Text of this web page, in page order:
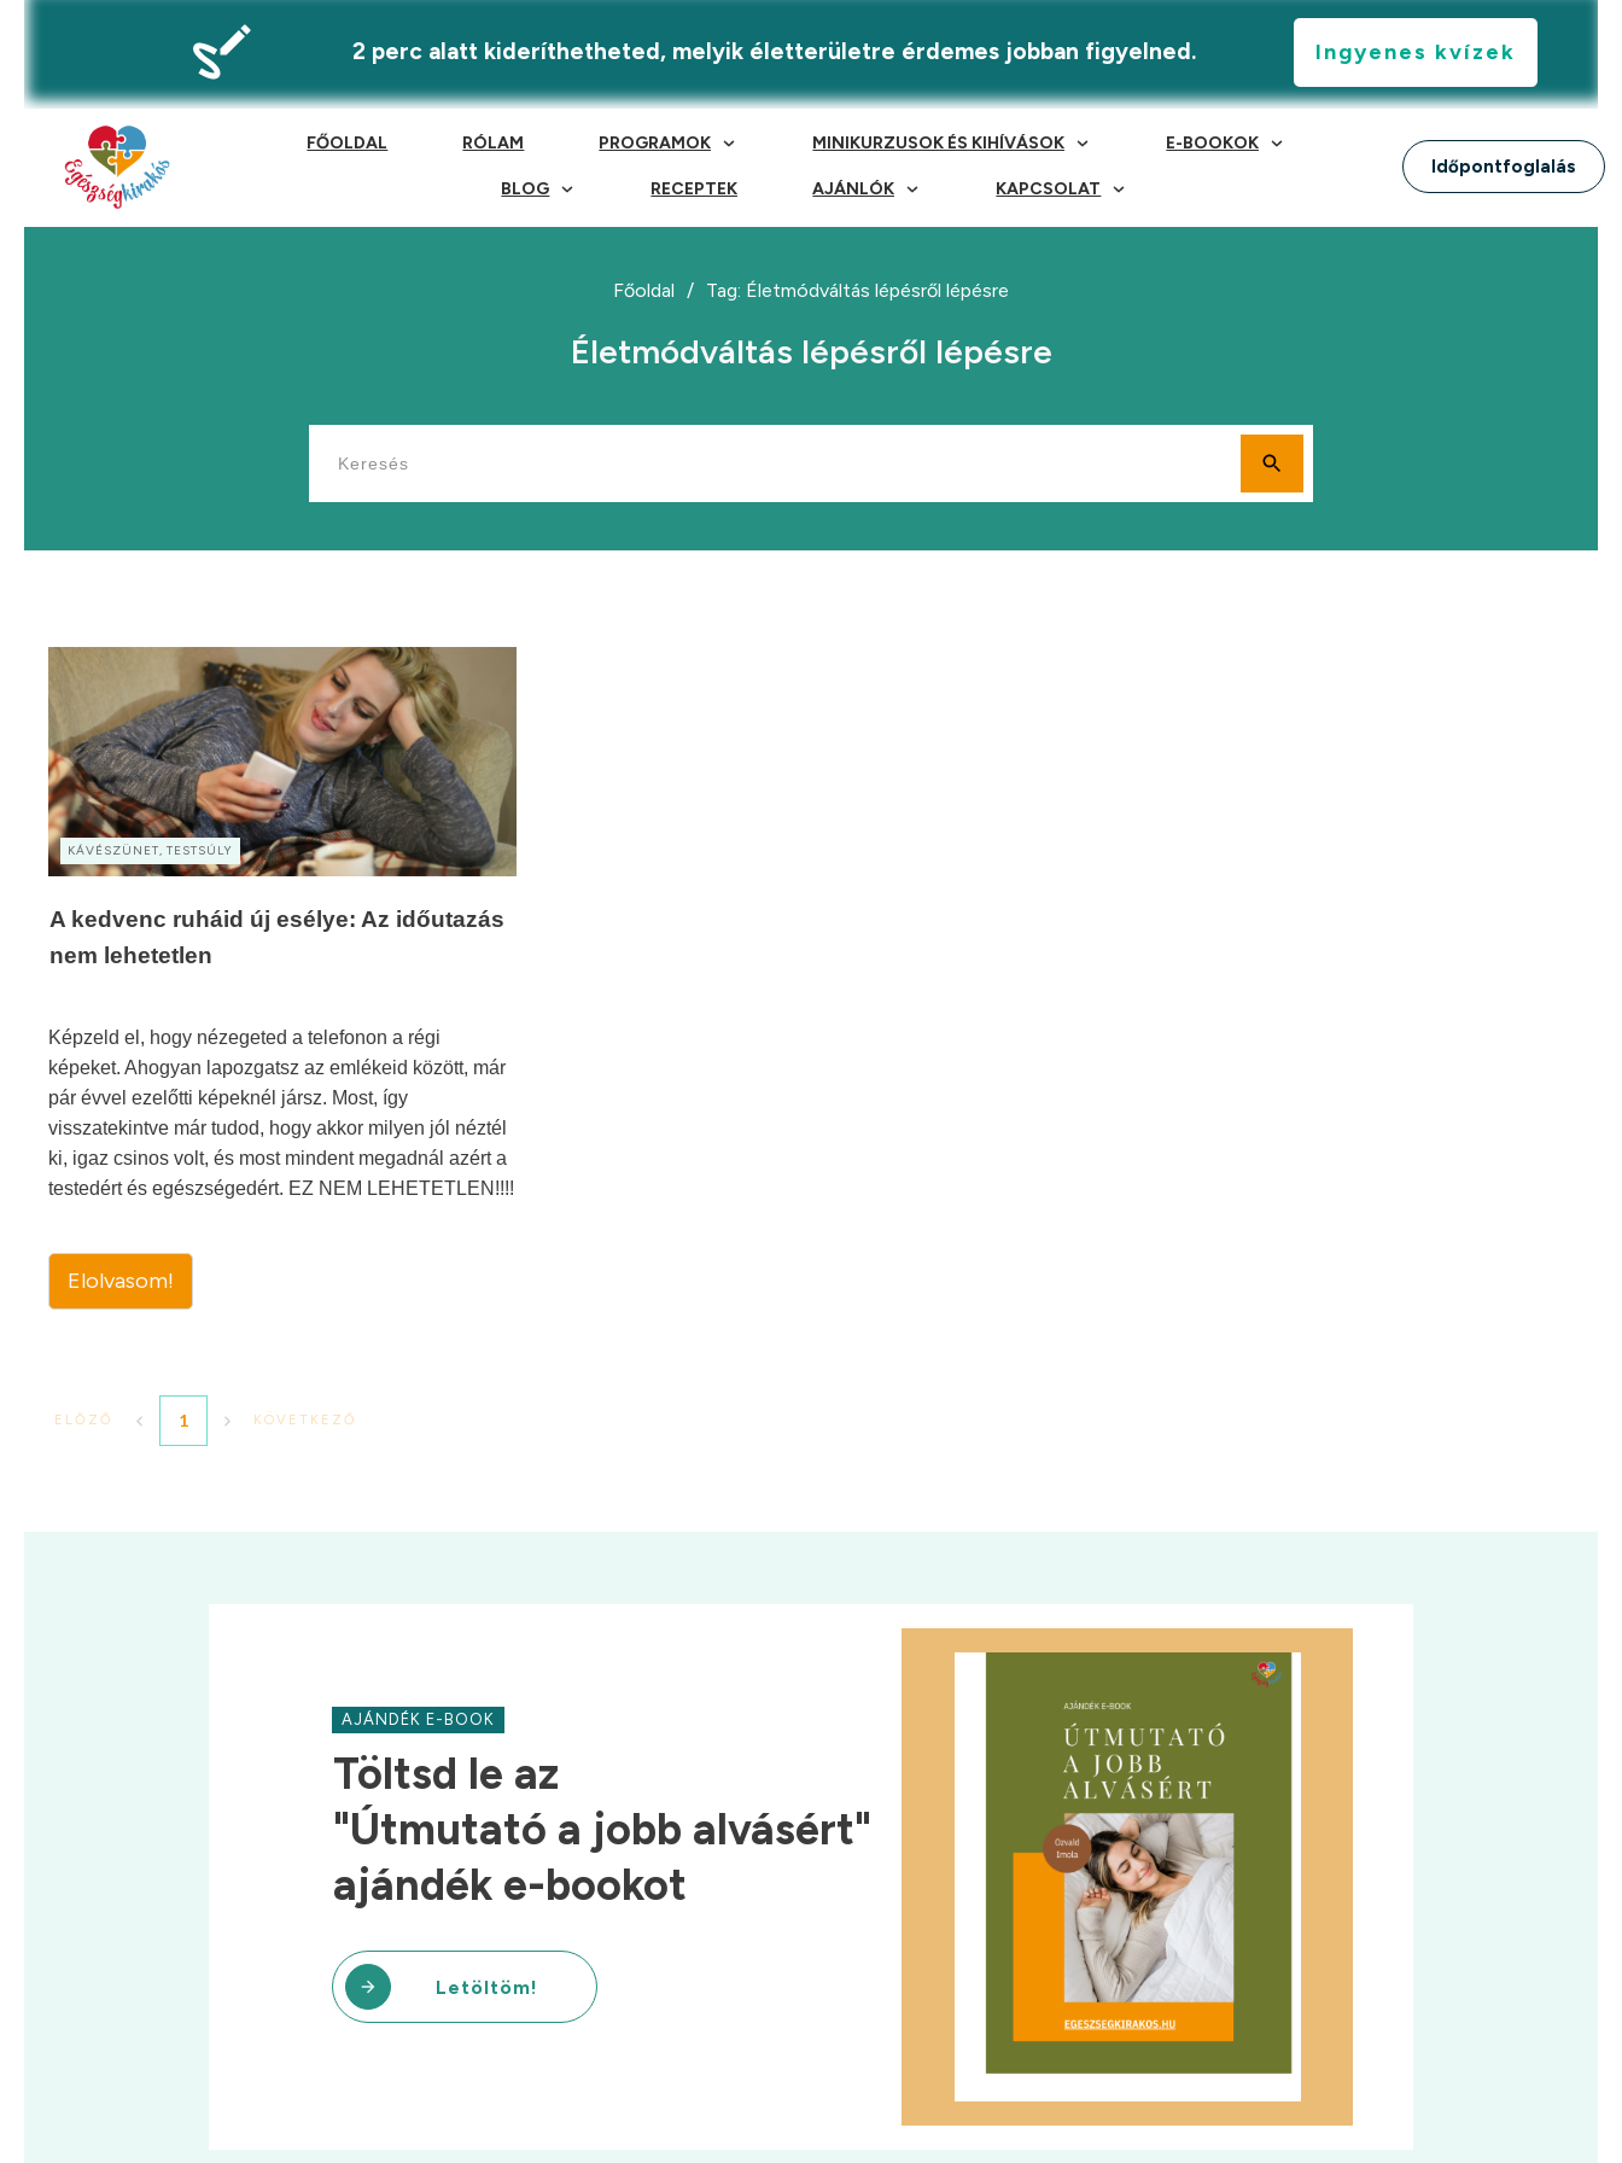
FŐOLDAL RÓLAM PROGRAMOK MINIKURZUSOK ÉS KIHÍVÁSOK E-BOOKOK
BLOG RECEPTEK AJÁNLÓK KAPCSOLAT
Időpontfoglalás
2 perc alatt kideríthetheted, melyik életterületre érdemes jobban figyelned. Ingyenes kvízek
Főoldal / Tag: Életmódváltás lépésről lépésre
Életmódváltás lépésről lépésre
KÁVÉSZÜNET, TESTSÚLY
A kedvenc ruháid új esélye: Az időutazás
nem lehetetlen
Képzeld el, hogy nézegeted a telefonon a régi
képeket. Ahogyan lapozgatsz az emlékeid között, már
pár évvel ezelőtti képeknél jársz. Most, így
visszatekintve már tudod, hogy akkor milyen jól néztél
ki, igaz csinos volt, és most mindent megadnál azért a
testedért és egészségedért. EZ NEM LEHETETLEN!!!!
Elolvasom!
ELŐZŐ 1 KÖVETKEZŐ
AJÁNDÉK E-BOOK
Töltsd le az
"Útmutató a jobb alvásért"
ajándék e-bookot
Letöltöm!